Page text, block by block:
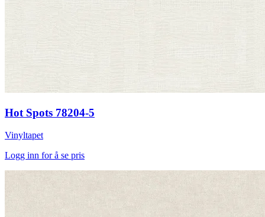
Hot Spots 78204-5
Vinyltapet
Logg inn for å se pris